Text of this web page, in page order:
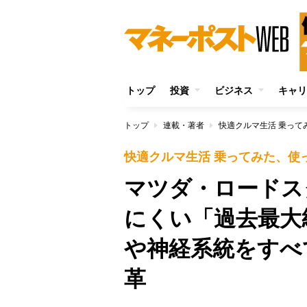
トップ 投資 ビジネス キャ
トップ 連載・著者 快適クルマ生活 乗って
快適クルマ生活 乗ってみた、使
マツダ・ロード
にくい「過去最
や神経系統をす
革